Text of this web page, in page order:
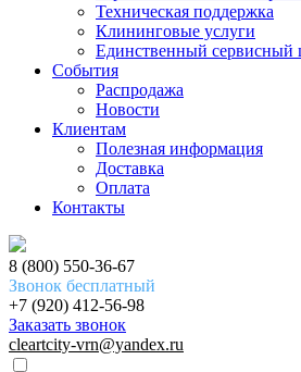
Техническая поддержка
Клининговые услуги
Единственный сервисный
События
Распродажа
Новости
Клиентам
Полезная информация
Доставка
Оплата
Контакты
8 (800) 550-36-67
Звонок бесплатный
+7 (920) 412-56-98
Заказать звонок
cleartcity-vrn@yandex.ru